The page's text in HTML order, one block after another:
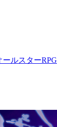
ルスターRPG